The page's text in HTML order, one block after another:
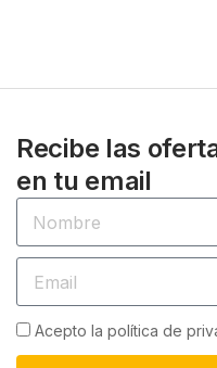
Recibe las
en tu email
Acepto la política de